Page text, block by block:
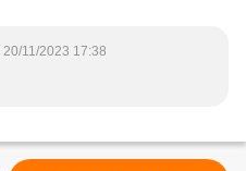
20/11/2023 17:38